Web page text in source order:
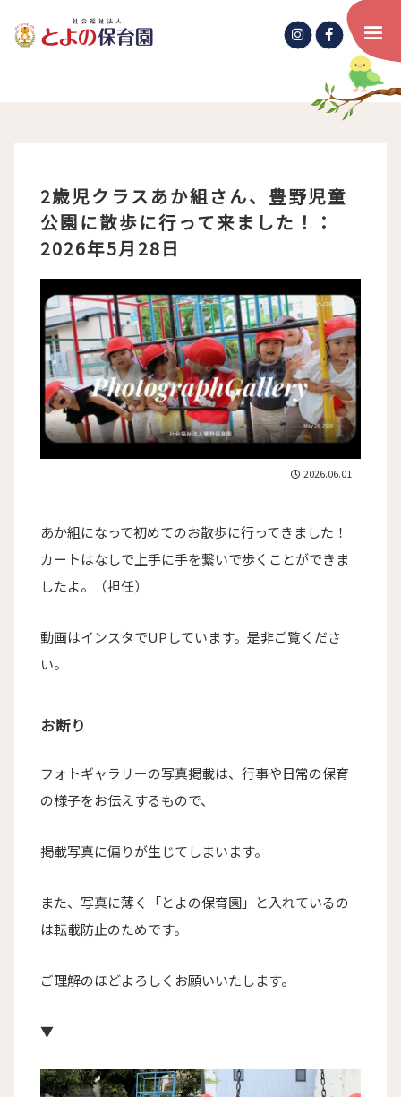
2歳児クラスあか組さん、豊野児童
公園に散歩に行って来ました！：
2026年5月28日
2026.06.01
あか組になって初めてのお散歩に行ってきました！
カートはなしで上手に手を繋いで歩くことができま
したよ。（担任）
動画はインスタでUPしています。是非ご覧くださ
い。
お断り
フォトギャラリーの写真掲載は、行事や日常の保育
の様子をお伝えするもので、
掲載写真に偏りが生じてしまいます。
また、写真に薄く「とよの保育園」と入れているの
は転載防止のためです。
ご理解のほどよろしくお願いいたします。
▼